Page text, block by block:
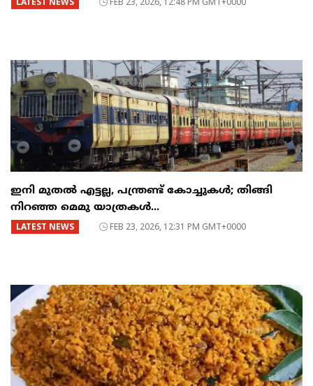
ഇനി മുതൽ എട്ടല്ല, പന്ത്രണ്ട് കോച്ചുകള്‍; തിങ്ങി
നിറഞ്ഞ മെമു യാത്രകൾ...
LATEST NEWS FEB 23, 2026, 12:31 PM GMT+0000